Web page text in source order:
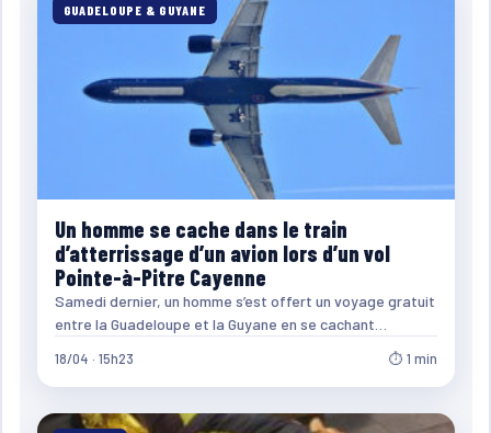
GUADELOUPE & GUYANE
Un homme se cache dans le train
d’atterrissage d’un avion lors d’un vol
Pointe-à-Pitre Cayenne
Samedi dernier, un homme s’est offert un voyage gratuit
entre la Guadeloupe et la Guyane en se cachant…
18/04 · 15h23 ⏱ 1 min